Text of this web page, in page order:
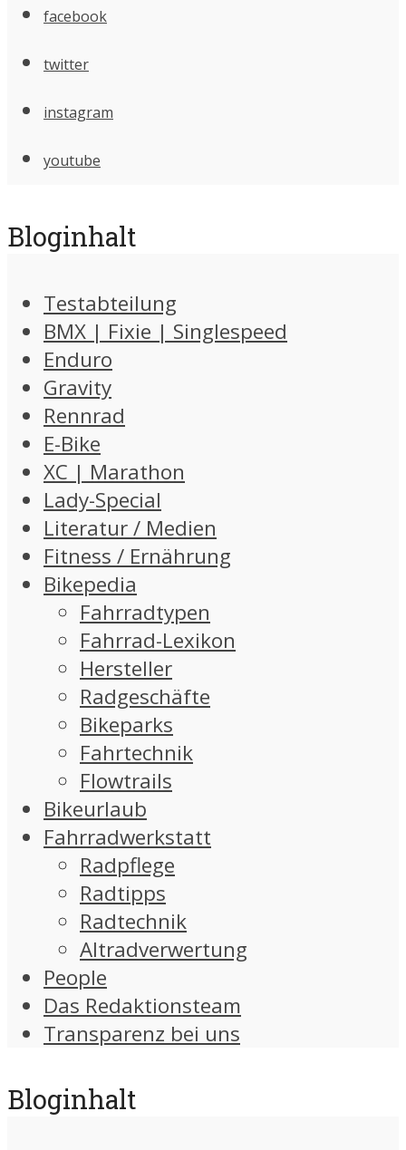
facebook
twitter
instagram
youtube
Bloginhalt
Testabteilung
BMX | Fixie | Singlespeed
Enduro
Gravity
Rennrad
E-Bike
XC | Marathon
Lady-Special
Literatur / Medien
Fitness / Ernährung
Bikepedia
Fahrradtypen
Fahrrad-Lexikon
Hersteller
Radgeschäfte
Bikeparks
Fahrtechnik
Flowtrails
Bikeurlaub
Fahrradwerkstatt
Radpflege
Radtipps
Radtechnik
Altradverwertung
People
Das Redaktionsteam
Transparenz bei uns
Bloginhalt